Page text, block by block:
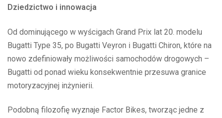
Dziedzictwo i innowacja
Od dominującego w wyścigach Grand Prix lat 20. modelu
Bugatti Type 35, po Bugatti Veyron i Bugatti Chiron, które na
nowo zdefiniowały możliwości samochodów drogowych –
Bugatti od ponad wieku konsekwentnie przesuwa granice
motoryzacyjnej inżynierii.
Podobną filozofię wyznaje Factor Bikes, tworząc jedne z